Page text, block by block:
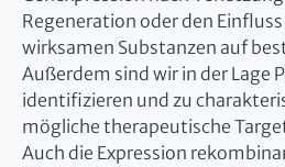
Regeneration oder den
wirksamen Substanzen auf
Außerdem sind wir in der Lage
identifizieren und zu
mögliche therapeutische
Auch die Expression